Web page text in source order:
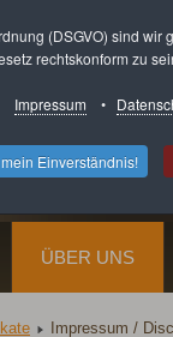
Fenster ·
Telefon: 06821 /
ÜBER UNS
Impressum /
(DSGVO) sind
rechtskonform zu
Impressum •
Einverständnis!